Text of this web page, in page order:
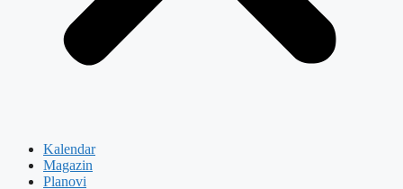
Kalendar
Magazin
Planovi